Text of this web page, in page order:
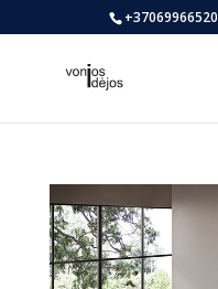
+37069966520